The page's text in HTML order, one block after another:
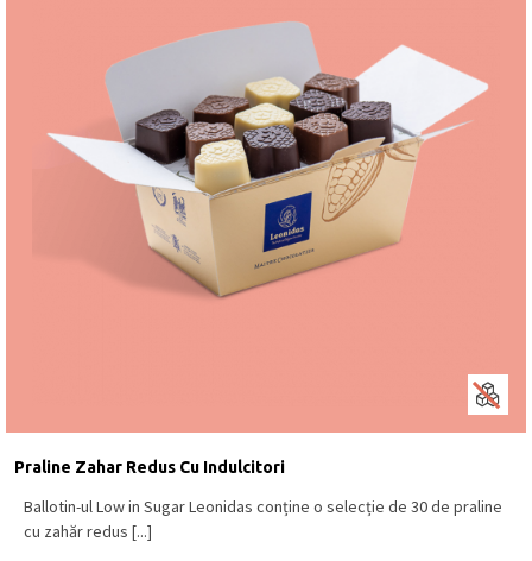
Praline Zahar Redus Cu Indulcitori
Ballotin-ul Low in Sugar Leonidas conține o selecție de 30 de praline
cu zahăr redus [...]